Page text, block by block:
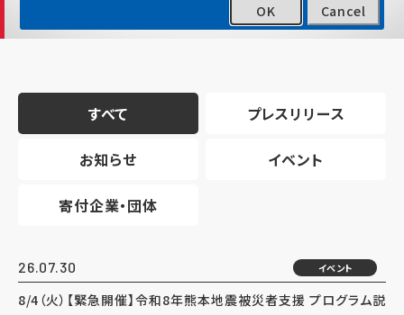
すべて プレスリリース
お知らせ イベント
寄付企業・団体
26.07.30 イベント
8/4（火）【緊急開催】令和8年熊本地震被災者支援 プログラム説
OK Cancel